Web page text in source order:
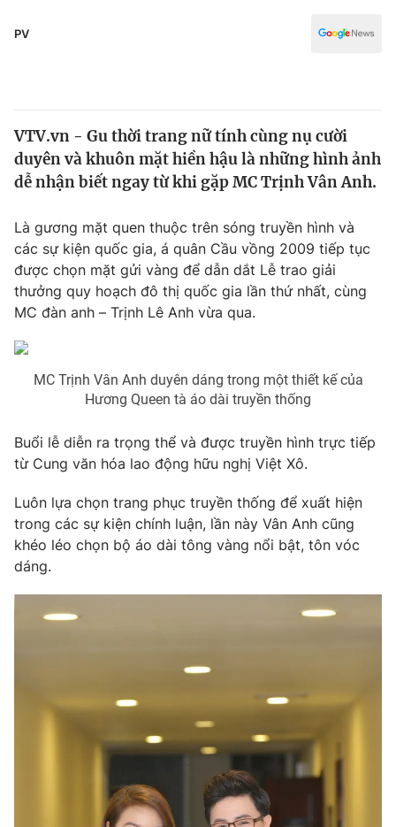
Thế giới
Thế giới đó đây
Câu chuyện quốc tế
Kinh tế
Tài chính
Thị trường
Dữ liệu và đời sống
Hậu trường
Nhân vật
Khán giả
Giải sao mai
Giải trí
Âm nhạc
Đời sống
Du lịch
Làm đẹp
Chất lượng cuộc sống
Tuyển sinh
Học trực tuyến
Công nghệ
Hitech Công nghệ tương lai
Sản phẩm
Chuyên mục khác
Infographic
PV
VTV.vn - Gu thời trang nữ tính cùng nụ cười
duyên và khuôn mặt hiền hậu là những hình ảnh
dễ nhận biết ngay từ khi gặp MC Trịnh Vân Anh.
Là gương mặt quen thuộc trên sóng truyền hình và
các sự kiện quốc gia, á quân Cầu vồng 2009 tiếp tục
được chọn mặt gửi vàng để dẫn dắt Lễ trao giải
thưởng quy hoạch đô thị quốc gia lần thứ nhất, cùng
MC đàn anh – Trịnh Lê Anh vừa qua.
MC Trịnh Vân Anh duyên dáng trong một thiết kế của
Hương Queen tà áo dài truyền thống
Buổi lễ diễn ra trọng thể và được truyền hình trực tiếp
từ Cung văn hóa lao động hữu nghị Việt Xô.
Luôn lựa chọn trang phục truyền thống để xuất hiện
trong các sự kiện chính luận, lần này Vân Anh cũng
khéo léo chọn bộ áo dài tông vàng nổi bật, tôn vóc
dáng.